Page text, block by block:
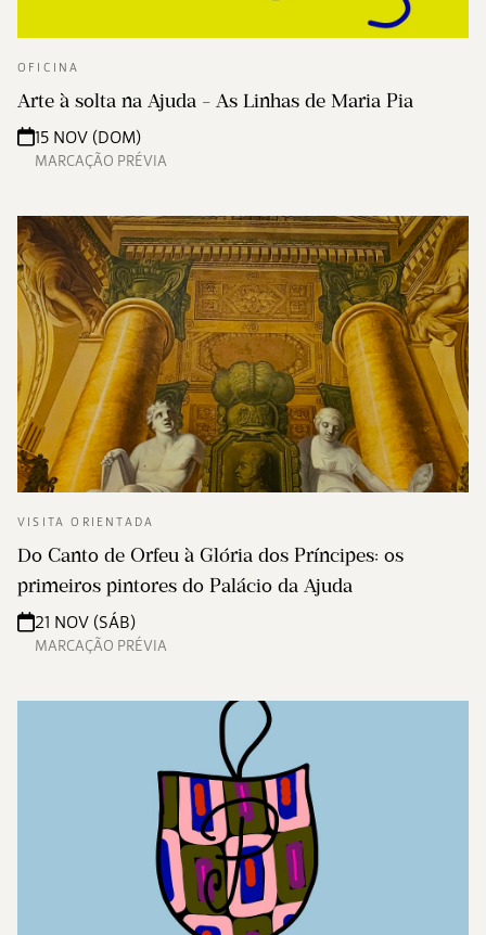
OFICINA
Arte à solta na Ajuda - As Linhas de Maria Pia
15 NOV (DOM)
MARCAÇÃO PRÉVIA
VISITA ORIENTADA
Do Canto de Orfeu à Glória dos Príncipes: os
primeiros pintores do Palácio da Ajuda
21 NOV (SÁB)
MARCAÇÃO PRÉVIA